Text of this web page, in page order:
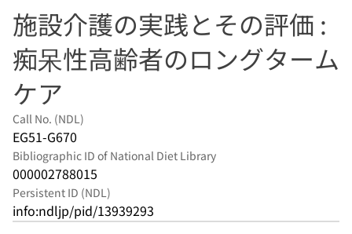
施設介護の実践とその評価 :
痴呆性高齢者のロングターム
ケア
Call No. (NDL)
EG51-G670
Bibliographic ID of National Diet Library
000002788015
Persistent ID (NDL)
info:ndljp/pid/13939293